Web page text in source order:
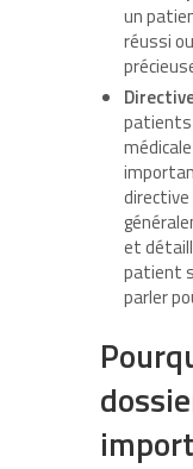
un
réussi
patients
directive
et
patient
parler